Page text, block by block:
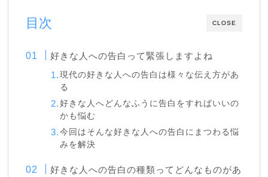
CLOSE
目次
好きな人への告白って緊張しますよね
現代の好きな人への告白は様々な伝え方があ
る
好きな人へどんなふうに告白をすればいいの
かも悩む
今回はそんな好きな人への告白にまつわる悩
みを解決
好きな人への告白の種類ってどんなものがあ